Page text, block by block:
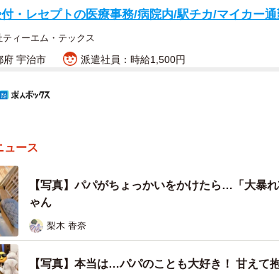
・レセプトの医療事務/病院内/駅チカ/マイカー
ティーエム・テックス
府 宇治市 派遣社員：時給1,500円
ュース
【写真】パパがちょっかいをかけたら…「大暴
ゃん
梨木 香奈
【写真】本当は…パパのことも大好き！ 甘えて